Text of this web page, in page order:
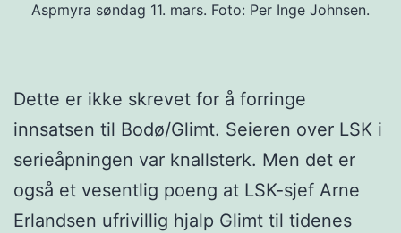
Aspmyra søndag 11. mars. Foto: Per Inge Johnsen.
Dette er ikke skrevet for å forringe
innsatsen til Bodø/Glimt. Seieren over LSK i
serieåpningen var knallsterk. Men det er
også et vesentlig poeng at LSK-sjef Arne
Erlandsen ufrivillig hjalp Glimt til tidenes